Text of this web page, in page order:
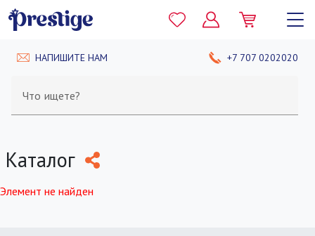
НАПИШИТЕ НАМ +7 707 0202020
Что ищете?
Каталог
Элемент не найден